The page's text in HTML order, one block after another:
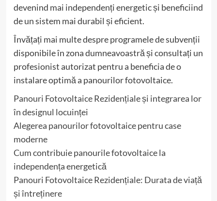
devenind mai independenți energetic și beneficiind
de un sistem mai durabil și eficient.
Învățați mai multe despre programele de subvenții
disponibile în zona dumneavoastră și consultați un
profesionist autorizat pentru a beneficia de o
instalare optimă a panourilor fotovoltaice.
Panouri Fotovoltaice Rezidențiale și integrarea lor
în designul locuinței
Alegerea panourilor fotovoltaice pentru case
moderne
Cum contribuie panourile fotovoltaice la
independența energetică
Panouri Fotovoltaice Rezidențiale: Durata de viață
și întreținere